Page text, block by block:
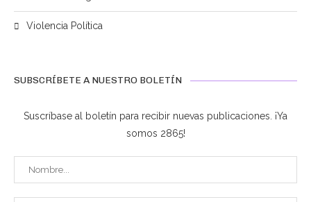
Violencia Política
SUBSCRÍBETE A NUESTRO BOLETÍN
Suscríbase al boletín para recibir nuevas publicaciones. ¡Ya
somos 2865!